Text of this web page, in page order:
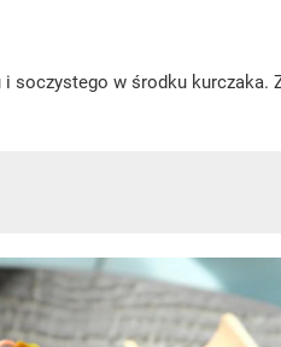
soczystego w środku